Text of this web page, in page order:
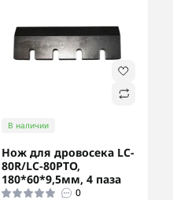
В наличии
Нож для дровосека LC-
80R/LC-80PTO,
180*60*9,5мм, 4 паза
0